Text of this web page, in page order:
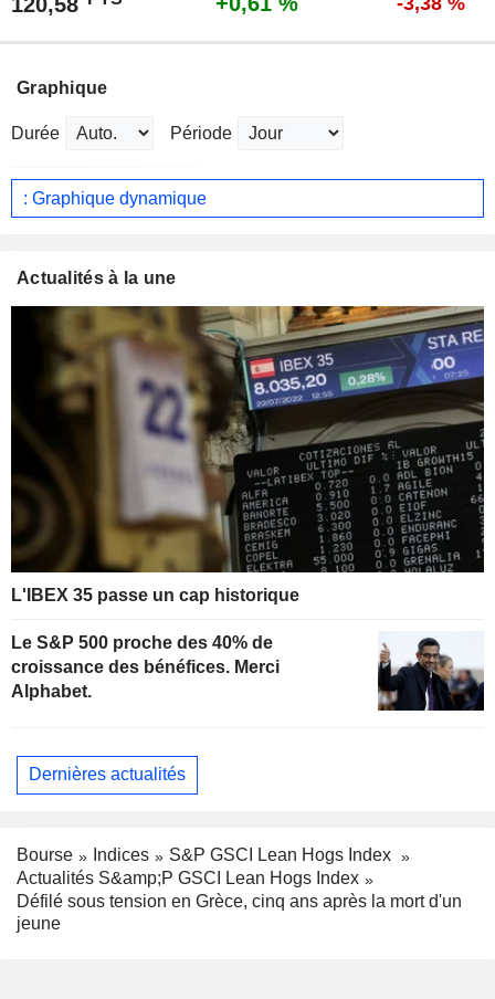
Graphique
Durée Période
: Graphique dynamique
Actualités à la une
L'IBEX 35 passe un cap historique
Le S&P 500 proche des 40% de
croissance des bénéfices. Merci
Alphabet.
Dernières actualités
Bourse Indices
S&P GSCI Lean Hogs Index
Actualités S&amp;P GSCI Lean Hogs Index
Défilé sous tension en Grèce, cinq ans après la mort d'un
jeune